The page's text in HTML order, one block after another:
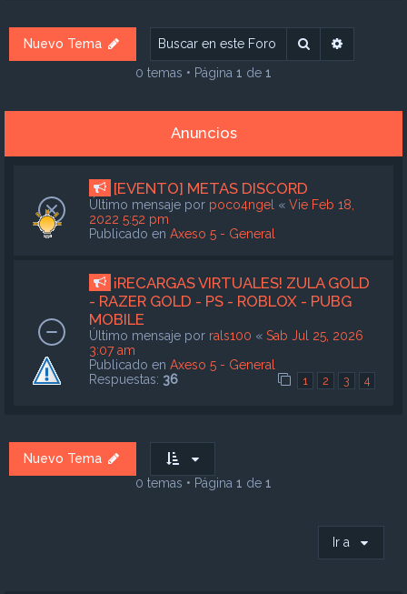
Nuevo Tema Buscar
0 temas • Página 1 de 1
Anuncios
[EVENTO] METAS DISCORD
Último mensaje por poco4ngel « Vie Feb 18,
2022 5:52 pm
Publicado en Axeso 5 - General
¡RECARGAS VIRTUALES! ZULA GOLD
- RAZER GOLD - PS - ROBLOX - PUBG
MOBILE
Último mensaje por rals100 « Sab Jul 25, 2026
3:07 am
Publicado en Axeso 5 - General
Respuestas: 36 1 2 3 4
Nuevo Tema
0 temas • Página 1 de 1
Ir a